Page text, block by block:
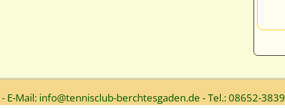
E-Mail: info@tennisclub-berchtesgaden.de - Tel.: 08652-3839